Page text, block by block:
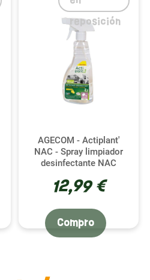
AGECOM - Actiplant'
NAC - Spray limpiador
desinfectante NAC
12,99 €
reposición
Compro